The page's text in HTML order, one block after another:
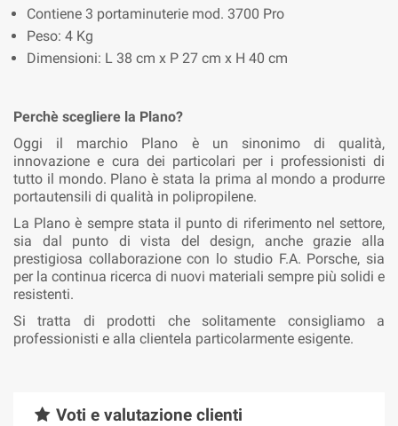
Contiene 3 portaminuterie mod. 3700 Pro
Peso: 4 Kg
Dimensioni: L 38 cm x P 27 cm x H 40 cm
Perchè scegliere la Plano?
Oggi il marchio Plano è un sinonimo di qualità,
innovazione e cura dei particolari per i professionisti di
tutto il mondo. Plano è stata la prima al mondo a produrre
portautensili di qualità in polipropilene.
La Plano è sempre stata il punto di riferimento nel settore,
sia dal punto di vista del design, anche grazie alla
prestigiosa collaborazione con lo studio F.A. Porsche, sia
per la continua ricerca di nuovi materiali sempre più solidi e
resistenti.
Si tratta di prodotti che solitamente consigliamo a
professionisti e alla clientela particolarmente esigente.
Voti e valutazione clienti